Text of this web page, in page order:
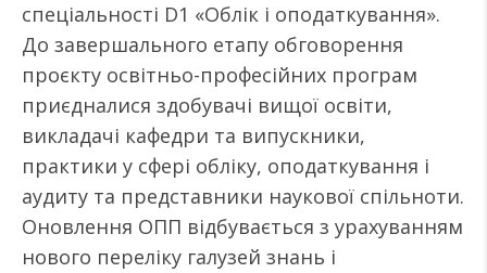
спеціальності D1 «Облік і оподаткування».
До завершального етапу обговорення
проєкту освітньо-професійних програм
приєдналися здобувачі вищої освіти,
викладачі кафедри та випускники,
практики у сфері обліку, оподаткування і
аудиту та представники наукової спільноти.
Оновлення ОПП відбувається з урахуванням
нового переліку галузей знань і